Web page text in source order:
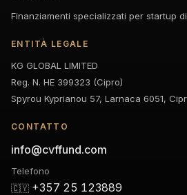
Finanziamenti specializzati per startup
ENTITÀ LEGALE
KG GLOBAL LIMITED
Reg. N. HE 399323 (Cipro)
Spyrou Kyprianou 57, Larnaca 6051,
CONTATTO
info@cvffund.com
Telefono
🇨🇾 +357 25 123889